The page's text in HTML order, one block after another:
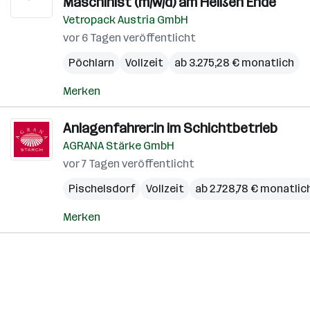
Vetropack Austria GmbH
vor 6 Tagen veröffentlicht
Pöchlarn
Vollzeit ab 3.275,28 € monatlich
Merken
Anlagenfahrer:in im Schichtbetrieb
AGRANA Stärke GmbH
vor 7 Tagen veröffentlicht
Pischelsdorf
Vollzeit ab 2.728,78 €
Merken